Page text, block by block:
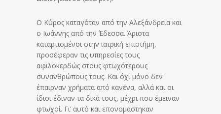
Ο Κύρος καταγόταν από την Αλεξάνδρεια και
ο Ιωάννης από την Έδεσσα. Άριστα
καταρτισμένοι στην ιατρική επιστήμη,
προσέφεραν τις υπηρεσίες τους
αφιλοκερδώς στους φτωχότερους
συνανθρώπους τους. Και όχι μόνο δεν
έπαιρναν χρήματα από κανένα, αλλά και οι
ίδιοι έδιναν τα δικά τους, μέχρι που έμειναν
φτωχοί. Γι’ αυτό και επονομάστηκαν